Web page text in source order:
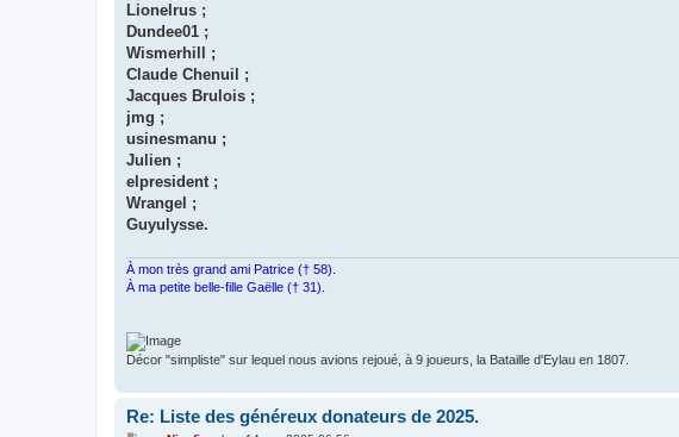
e
Lionelrus ;
Dundee01 ;
Wismerhill ;
Claude Chenuil ;
Jacques Brulois ;
jmg ;
usinesmanu ;
Julien ;
elpresident ;
Wrangel ;
Guyulysse.
À mon très grand ami Patrice († 58).
À ma petite belle-fille Gaëlle († 31).
Décor "simpliste" sur lequel nous avions rejoué, à 9 joueurs, la Bataille d'Eylau en 1807.
Re: Liste des généreux donateurs de 2025.